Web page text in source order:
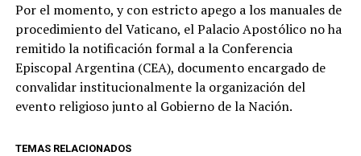
Por el momento, y con estricto apego a los manuales de
procedimiento del Vaticano, el Palacio Apostólico no ha
remitido la notificación formal a la Conferencia
Episcopal Argentina (CEA), documento encargado de
convalidar institucionalmente la organización del
evento religioso junto al Gobierno de la Nación.
TEMAS RELACIONADOS